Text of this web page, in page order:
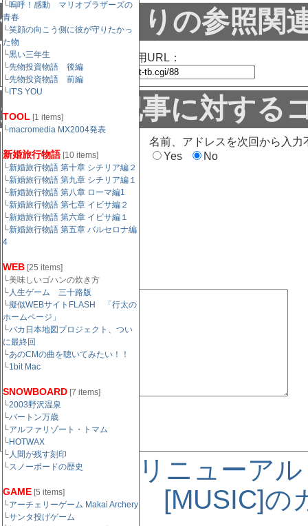
└嗚呼！感動 マリオブラザーズの
青春
└笑顔の向こう側に彼が守りたかっ
た物
└黒い三年生
└先物投資物語 後編
└先物投資物語 前編
└ IT'S YOU
TOOL [1 items]
└macromedia MX2004発表
新婚旅行物語 [10 items]
└新婚旅行物語 第十章 シチリア編２
└新婚旅行物語 第九章 シチリア編１
└新婚旅行物語 第八章 ローマ編1
└新婚旅行物語 第七章 イビサ編２
└新婚旅行物語 第六章 イビサ編１
└新婚旅行物語 第五章 バルセロナ編
4
WEB [25 items]
└美味しいゴハンの炊き方
└人生ゲーム 三十路版
└擬似WEBサイトFLASH 「行太の
ホームページ」
└バカ日本地図プロジェクト、つい
に最終回
└あのCMの曲を聴いてみたい！！
└1bit Mac
SNOWBOARD [7 items]
└2003野沢温泉
└バートン万歳
└アルファリゾート・トマム
└HOTWAX
└人間が残す刻印
└スノーボードの歴史
GAME [5 items]
└アーチェリーゲーム Makai Archery
└サンタ投げゲーム
他サイトよりの参照関
この記事のトラックバック用URL：
是非この記事に対する
メールアドレス（任
意）：
URL（任意）：
名前、アドレスを次回から入力
Yes
No
コメント欄:
« リニューア
[MUSIC]の